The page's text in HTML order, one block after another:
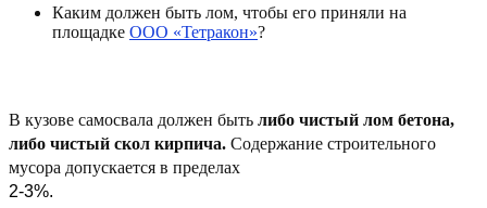
Каким должен быть лом, чтобы его приняли на
площадке ООО «Тетракон»?
В кузове самосвала должен быть либо чистый лом бетона,
либо чистый скол кирпича. Содержание строительного
мусора допускается в пределах
2-3%.